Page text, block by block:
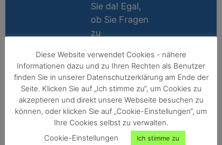
Sie da! Egal,
ob Sie Fragen
zu
Kalibrierung,
Zubehör oder
Technik
haben, wir
helfen gerne
persönlich
weiter!“
Lifetime
Support
10 Jahre
Reparatur-
Diese Website verwendet Cookies - nähere
Informationen dazu und zu Ihren Rechten als Benutzer
finden Sie in unserer Datenschutzerklärung am Ende der
Seite. Klicken Sie auf „Ich stimme zu“, um Cookies zu
akzeptieren und direkt unsere Webseite besuchen zu
können, oder klicken Sie auf „Cookie-Einstellungen“, um
Ihre Cookies selbst zu verwalten.
Cookie-Einstellungen
Ich stimme zu